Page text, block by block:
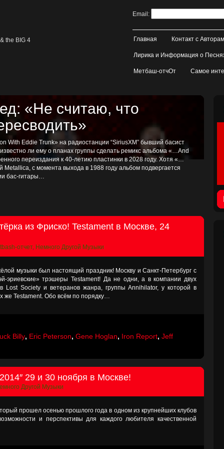
the BIG 4
Email:
Главная Контакт с
Лирика и Информация о
Метбаш-отчОт Самое
«Не считаю, что
With Eddie Trunk» на радиостанции “SiriusXM” бывший басист
ли ему о планах группы сделать ремикс альбома «…And
переиздания к 40-летию пластинки в 2028 году. Хотя «…
Metallica, с момента выхода в 1988 году альбом подвергается
бас-гитары…
из Фриско! Testament в Москве, 24
отчет, Немного Другой Музыки
музыки был настоящий праздник! Москву и Санкт-Петербург с
эриевские» трэшеры Testament! Да не одни, а в компании двух
Lost Society и ветеранов жанра, группы Annihilator, у которой в
же Testament. Обо всём по порядку…
Billy, Eric Peterson, Gene Hoglan, Iron Report, Jeff
29 и 30 ноября в Москве!
Другой Музыки
прошел осенью прошлого года в одном из крупнейших клубов
и перспективы для каждого любителя качественной